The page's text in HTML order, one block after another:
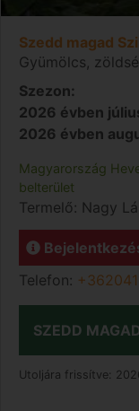
Szedd magad
Gyümölcs,
Szezon:
2026 évben
2026 évben
Magyarország
belterület
Termelő: Nagy
Telefon:
SZEDD
Utoljára frissítve: